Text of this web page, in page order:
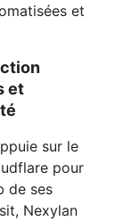
et
et
sur le
pour
de ses
Nexylan